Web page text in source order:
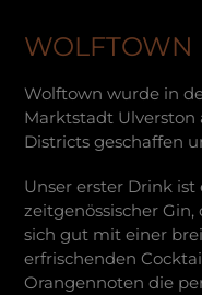
WOLFTOWN
Wolftown wurde in
Marktstadt Ulverston
Districts geschaffen
Unser erster Drink
zeitgenössischer
sich gut mit einer
erfrischenden
Orangennoten die